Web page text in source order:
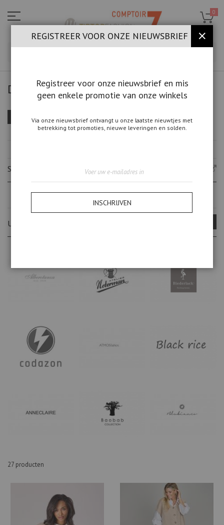
naar
de
inhoud
0
DAMESKLEDING
27 producten
FILTEREN
SEARCH BRANDS
UITGELICHTE MERKEN
REGISTREER VOOR ONZE NIEUWSBRIEF
Registreer voor onze nieuwsbrief en mis
geen enkele promotie van onze winkels
Via onze nieuwsbrief ontvangt u onze laatste nieuwtjes met
betrekking tot promoties, nieuwe leveringen en solden.
op
onze
INSCHRIJVEN